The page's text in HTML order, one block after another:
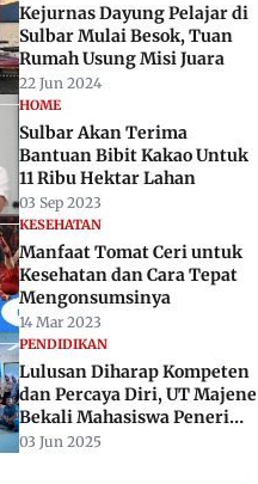
Kejurnas Dayung Pelajar di
Sulbar Mulai Besok, Tuan
Rumah Usung Misi Juara
22 Jun 2024
HOME
Sulbar Akan Terima
Bantuan Bibit Kakao Untuk
11 Ribu Hektar Lahan
03 Sep 2023
KESEHATAN
Manfaat Tomat Ceri untuk
Kesehatan dan Cara Tepat
Mengonsumsinya
14 Mar 2023
PENDIDIKAN
Lulusan Diharap Kompeten
dan Percaya Diri, UT Majene
Bekali Mahasiswa Penerima
Beasiswa dengan Public
03 Jun 2025